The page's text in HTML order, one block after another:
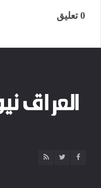
0 تعليق